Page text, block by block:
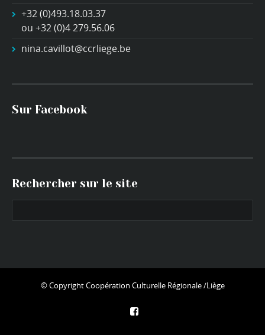
+32 (0)493.18.03.37
ou +32 (0)4 279.56.06
nina.cavillot@ccrliege.be
Sur Facebook
Rechercher sur le site
© CopyrightCoopération Culturelle Régionale /Liège